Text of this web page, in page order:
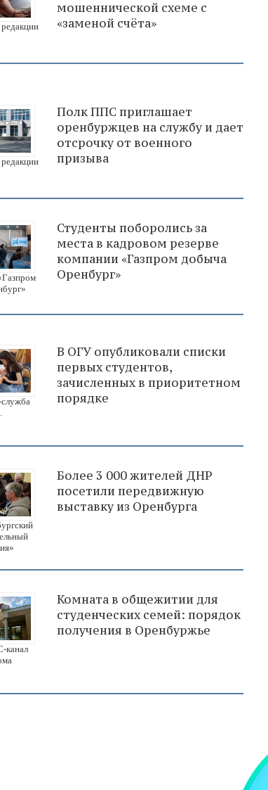
мошеннической схеме с
«заменой счёта»
Полк ППС приглашает
оренбуржцев на службу и дает
отсрочку от военного
призыва
Студенты поборолись за
места в кадровом резерве
компании «Газпром добыча
Оренбург»
В ОГУ опубликовали списки
первых студентов,
зачисленных в приоритетном
порядке
Более 3 000 жителей ДНР
посетили передвижную
выставку из Оренбурга
Комната в общежитии для
студенческих семей: порядок
получения в Оренбуржье